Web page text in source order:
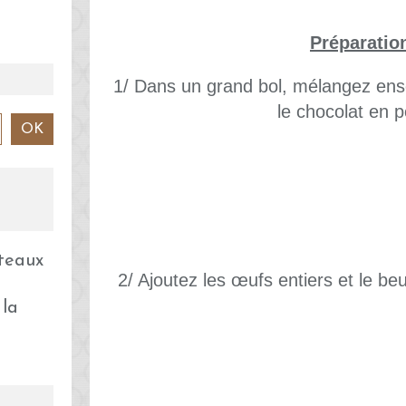
1/ Dans un grand bol, mélangez
le chocolat en
2/ Ajoutez les œufs entiers et le